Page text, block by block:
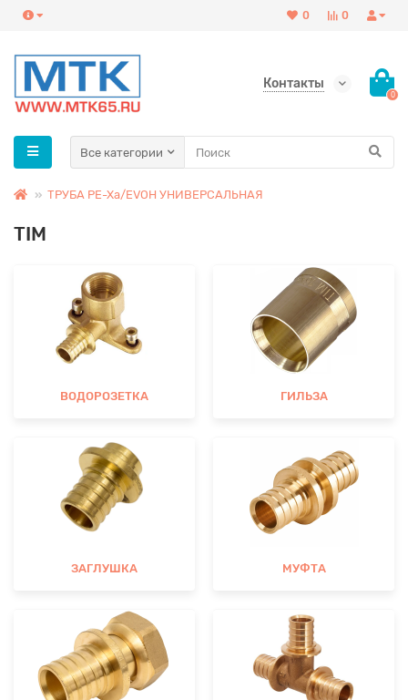
0
0
Контакты
0
Все категории
ТРУБА PE-Xa/EVOH УНИВЕРСАЛЬНАЯ
TIM
ВОДОРОЗЕТКА ГИЛЬЗА
ЗАГЛУШКА МУФТА